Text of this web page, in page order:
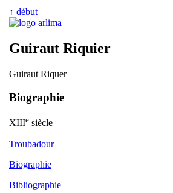
↑ début
Guiraut Riquier
Guiraut Riquer
Biographie
XIIIe siècle
Troubadour
Biographie
Bibliographie